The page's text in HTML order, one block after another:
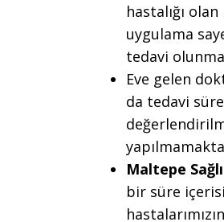
hastalığı
uygulama
tedavi
Eve gelen
da tedavi
Maltepe
bir süre